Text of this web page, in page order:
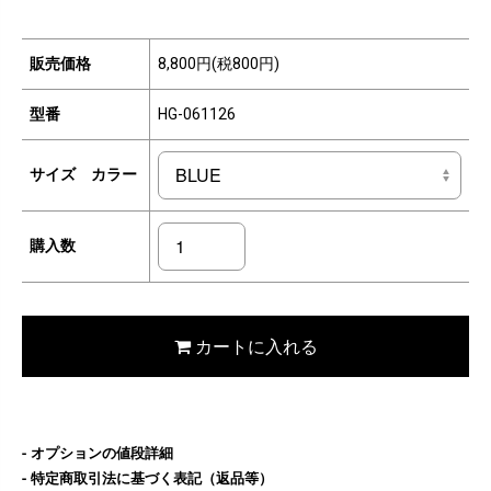
販売価格 8,800円(税800円)
型番 HG-061126
サイズ カラー
購入数
カートに入れる
オプションの値段詳細
特定商取引法に基づく表記（返品等）